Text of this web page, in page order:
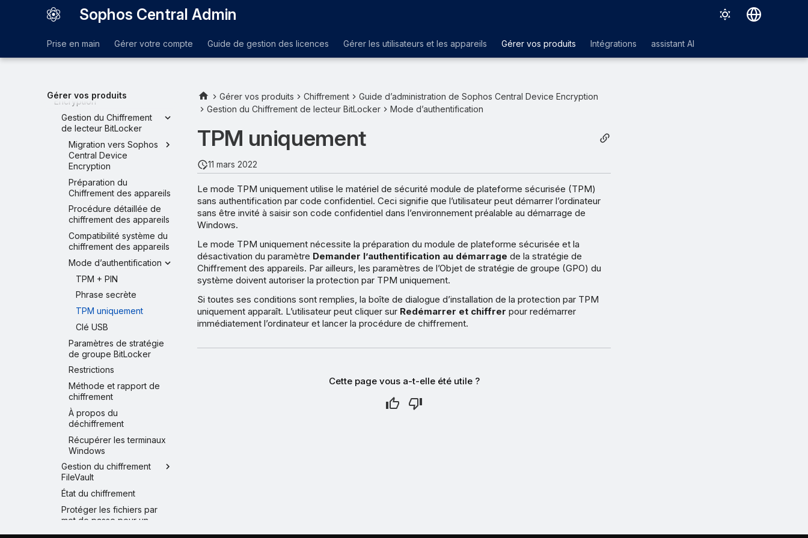
Sophos Central Admin
Prise en main Gérer votre compte Guide de gestion des licences Gérer les utilisateurs et les appareils Gérer vos produits Intégrations assistant AI
Gérer vos produits
Chiffrement
Sophos Central Device
Encryption
Gestion du Chiffrement
de lecteur BitLocker
Migration vers Sophos
Central Device
Encryption
Préparation du
Chiffrement des appareils
Procédure détaillée de
chiffrement des appareils
Compatibilité système du
chiffrement des appareils
Mode d’authentification
TPM + PIN
Phrase secrète
TPM uniquement
Clé USB
Paramètres de stratégie
de groupe BitLocker
Restrictions
Méthode et rapport de
chiffrement
À propos du
déchiffrement
Récupérer les terminaux
Windows
Gestion du chiffrement
FileVault
État du chiffrement
Protéger les fichiers par
mot de passe pour un
Gérer vos produits Chiffrement
Guide d’administration de Sophos Central Device Encryption
Gestion du Chiffrement de lecteur BitLocker
Mode d’authentification
TPM uniquement
11 mars 2022
Le mode TPM uniquement utilise le matériel de sécurité module de plateforme sécurisée (TPM)
sans authentification par code confidentiel. Ceci signifie que l’utilisateur peut démarrer l’ordinateur
sans être invité à saisir son code confidentiel dans l’environnement préalable au démarrage de
Windows.
Le mode TPM uniquement nécessite la préparation du module de plateforme sécurisée et la
désactivation du paramètre Demander l’authentification au démarrage de la stratégie de
Chiffrement des appareils. Par ailleurs, les paramètres de l’Objet de stratégie de groupe (GPO) du
système doivent autoriser la protection par TPM uniquement.
Si toutes ses conditions sont remplies, la boîte de dialogue d’installation de la protection par TPM
uniquement apparaît. L’utilisateur peut cliquer sur Redémarrer et chiffrer pour redémarrer
immédiatement l’ordinateur et lancer la procédure de chiffrement.
Cette page vous a-t-elle été utile ?